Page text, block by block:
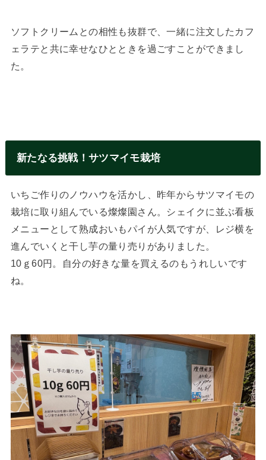
ソフトクリームとの相性も抜群で、一緒に注文したカフ
ェラテと共に幸せなひとときを過ごすことができまし
た。
新たなる挑戦！サツマイモ栽培
いちご作りのノウハウを活かし、昨年からサツマイモの
栽培に取り組んでいる燦燦園さん。シェイクに並ぶ看板
メニューとして熟成おいもパイが人気ですが、レジ横を
進んでいくと干し芋の量り売りがありました。
10ｇ60円。自分の好きな量を買えるのもうれしいです
ね。